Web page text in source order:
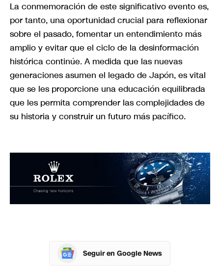
La conmemoración de este significativo evento es,
por tanto, una oportunidad crucial para reflexionar
sobre el pasado, fomentar un entendimiento más
amplio y evitar que el ciclo de la desinformación
histórica continúe. A medida que las nuevas
generaciones asumen el legado de Japón, es vital
que se les proporcione una educación equilibrada
que les permita comprender las complejidades de
su historia y construir un futuro más pacífico.
Seguir en Google News